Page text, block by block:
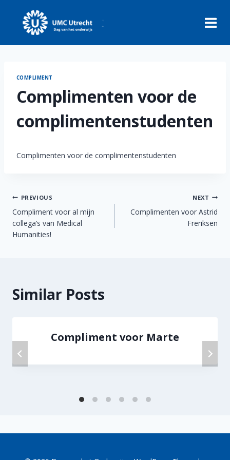
content
COMPLIMENT
Complimenten voor de
complimentenstudenten
Complimenten voor de complimentenstudenten
Post
navigation
PREVIOUS
Compliment voor al mijn
collega’s van Medical
Humanities!
NEXT
Complimenten voor Astrid
Freriksen
Similar Posts
Compliment voor Marte